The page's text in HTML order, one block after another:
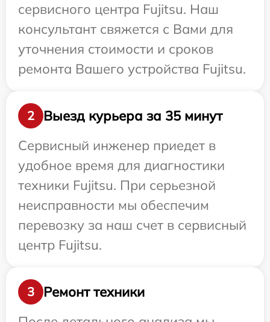
сервисного центра Fujitsu. Наш
консультант свяжется с Вами для
уточнения стоимости и сроков
ремонта Вашего устройства Fujitsu.
2
Выезд курьера за 35 минут
Сервисный инженер приедет в
удобное время для диагностики
техники Fujitsu. При серьезной
неисправности мы обеспечим
перевозку за наш счет в сервисный
центр Fujitsu.
3
Ремонт техники